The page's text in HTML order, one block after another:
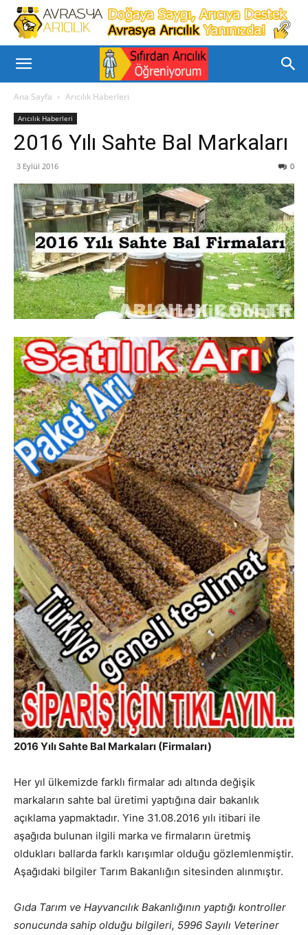
Ana Sayfa Arıcılık Haberleri
Arıcılık Haberleri
2016 Yılı Sahte Bal Markaları
3 Eylül 2016 0
2016 Yılı Sahte Bal Markaları (Firmaları)
Her yıl ülkemizde farklı firmalar adı altında değişik
markaların sahte bal üretimi yaptığına dair bakanlık
açıklama yapmaktadır. Yine 31.08.2016 yılı itibari ile
aşağıda bulunan ilgili marka ve firmaların üretmiş
oldukları ballarda farklı karışımlar olduğu gözlemlenmiştir.
Aşağıdaki bilgiler Tarım Bakanlığın sitesinden alınmıştır.
Gıda Tarım ve Hayvancılık Bakanlığının yaptığı kontroller
sonucunda sahip olduğu bilgileri, 5996 Sayılı Veteriner